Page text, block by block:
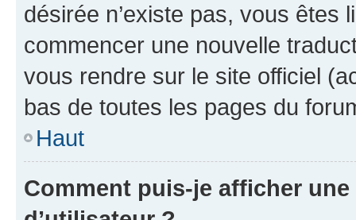
désirée n’existe pas, vous êtes
commencer une nouvelle
vous rendre sur le site officiel
bas de toutes les pages du
Haut
Comment puis-je afficher